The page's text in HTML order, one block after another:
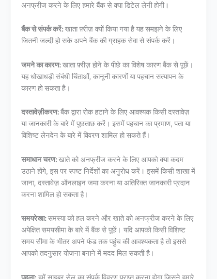
अनफ्रीज करने के लिए हमारे बैंक से क्या डिटेल लेनी होगी।
बैंक से संपर्क करें:खाता फ़्रीज़ क्यों किया गया है यह समझने के लिए
जितनी जल्दी हो सके अपने बैंक की ग्राहक सेवा से संपर्क करें।
जमने का कारण:खाता फ़्रीज़ होने के पीछे का विशेष कारण बैंक से पूछें।
यह धोखाधड़ी संबंधी चिंताओं, कानूनी कारणों या पहचान सत्यापन के
कारण हो सकता है।
दस्तावेज़ीकरण:बैंक द्वारा रोक हटाने के लिए आवश्यक किसी दस्तावेज़
या जानकारी के बारे में पूछताछ करें। इसमें पहचान का प्रमाण, पता या
विशिष्ट लेनदेन के बारे में विवरण शामिल हो सकते हैं।
समाधान चरण:खाते को अनफ्रीज करने के लिए आपको क्या कदम
उठाने होंगे, इस पर स्पष्ट निर्देशों का अनुरोध करें। इसमें किसी शाखा में
जाना, दस्तावेज़ ऑनलाइन जमा करना या अतिरिक्त जानकारी प्रदान
करना शामिल हो सकता है।
समयरेखा:समस्या को हल करने और खाते को अनफ्रीज करने के लिए
अपेक्षित समयसीमा के बारे में बैंक से पूछें। यदि आपको किसी विशिष्ट
समय सीमा के भीतर अपने फंड तक पहुंच की आवश्यकता है तो इससे
आपको तदनुसार योजना बनाने में मदद मिल सकती है।